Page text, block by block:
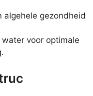
algehele gezondheid
voor optimale